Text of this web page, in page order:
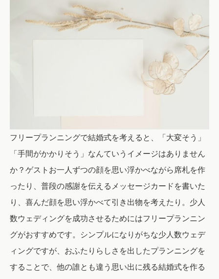
フリープランニングで結婚式を考えると、「大変そう」
「手間がかかりそう」なんていうイメージはありません
か？ゲストお一人ずつの顔を思い浮かべながら席札を作
ったり、普段の感謝を伝えるメッセージカードを書いた
り、喜んだ顔を思い浮かべて引き出物を考えたり。少人
数ウェディングを成功させるためにはフリープランニン
グがおすすめです。シンプルになりがちな少人数ウェデ
ィングですが、おふたりらしさを出したプランニングを
することで、他の誰とも違う思い出に残る結婚式を作る